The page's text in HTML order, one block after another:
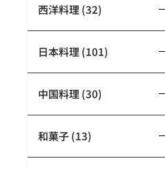
西洋料理 (32)
日本料理 (101)
中国料理 (30)
和菓子 (13)